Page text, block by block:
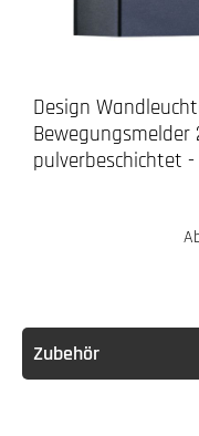
Design
Bewegungsmelder
pulverbeschichtet -
Zubehör